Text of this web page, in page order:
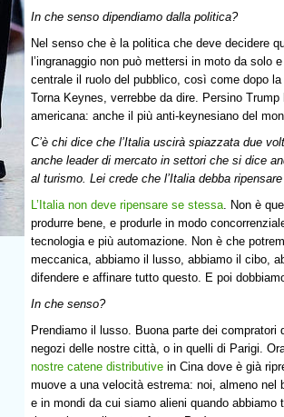
In che senso dipendiamo dalla politica?
Nel senso che è la politica che deve decidere
l’ingranaggio non può mettersi in moto da solo
centrale il ruolo del pubblico, così come dopo
Torna Keynes, verrebbe da dire. Persino
americana: anche il più anti-keynesiano del
C’è chi dice che l’Italia uscirà spiazzata due
anche leader di mercato in settori che si dice
al turismo. Lei crede che l’Italia debba
L’Italia non deve ripensare se stessa . Non è
produrre bene, e produrle in modo
tecnologia e più automazione. Non è che
meccanica, abbiamo il lusso, abbiamo il cibo,
difendere e affinare tutto questo. E poi
In che senso?
Prendiamo il lusso. Buona parte dei
negozi delle nostre città, o in quelli di Parigi.
nostre catene distributive in Cina dove è già
muove a una velocità estrema: noi, almeno nel
e in mondi da cui siamo alieni quando